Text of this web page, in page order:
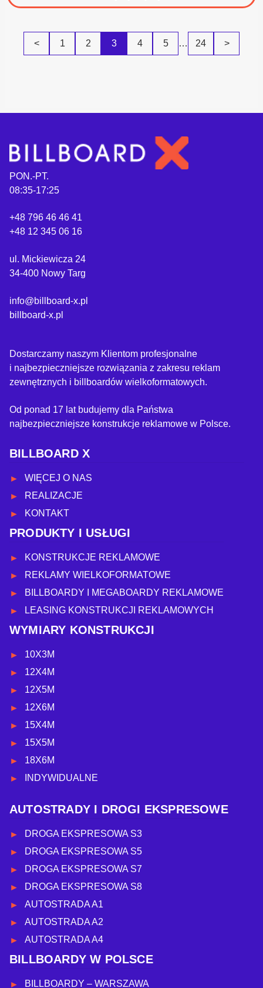
Budowa
Pełny
Kosztorys
Roku
< 1 2 3 4 5 … 24 >
PON.-PT.
08:35-17:25
+48 796 46 46 41
+48 12 345 06 16
ul. Mickiewicza 24
34-400 Nowy Targ
info@billboard-x.pl
billboard-x.pl
Dostarczamy naszym Klientom profesjonalne
i najbezpieczniejsze rozwiązania z zakresu reklam
zewnętrznych i billboardów wielkoformatowych.
Od ponad 17 lat budujemy dla Państwa
najbezpieczniejsze konstrukcje reklamowe w Polsce.
BILLBOARD X
WIĘCEJ O NAS
REALIZACJE
KONTAKT
PRODUKTY I USŁUGI
KONSTRUKCJE REKLAMOWE
REKLAMY WIELKOFORMATOWE
BILLBOARDY I MEGABOARDY REKLAMOWE
LEASING KONSTRUKCJI REKLAMOWYCH
WYMIARY KONSTRUKCJI
10X3M
12X4M
12X5M
12X6M
15X4M
15X5M
18X6M
INDYWIDUALNE
AUTOSTRADY I DROGI EKSPRESOWE
DROGA EKSPRESOWA S3
DROGA EKSPRESOWA S5
DROGA EKSPRESOWA S7
DROGA EKSPRESOWA S8
AUTOSTRADA A1
AUTOSTRADA A2
AUTOSTRADA A4
BILLBOARDY W POLSCE
BILLBOARDY – WARSZAWA